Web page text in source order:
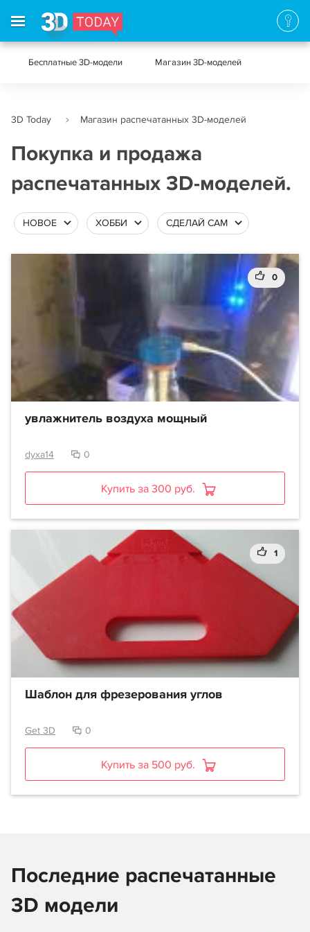
Бесплатные 3D-модели Магазин 3D-моделей
3D Today Магазин распечатанных 3D-моделей
Покупка и продажа
распечатанных 3D-моделей.
НОВОЕ ХОББИ СДЕЛАЙ САМ
0
увлажнитель воздуха мощный
dyxa14 0
Купить за 300 руб.
1
Шаблон для фрезерования углов
Get 3D 0
Купить за 500 руб.
Последние распечатанные
3D модели